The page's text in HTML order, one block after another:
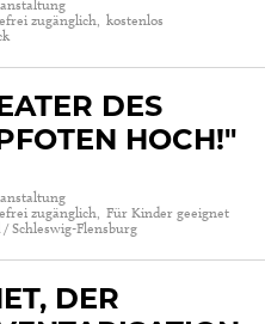
zugänglich, kostenlos
DES
HOCH!"
zugänglich, Für Kinder geeignet
Schleswig-Flensburg
DER